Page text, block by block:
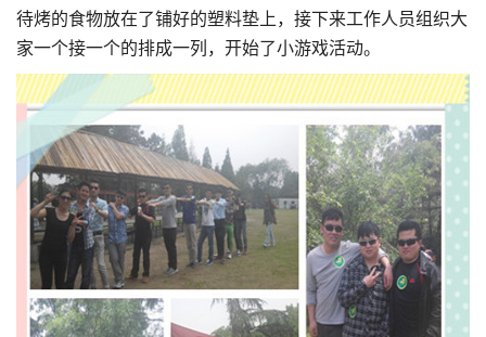
待烤的食物放在了铺好的塑料垫上，接下来工作人员组织大
家一个接一个的排成一列，开始了小游戏活动。